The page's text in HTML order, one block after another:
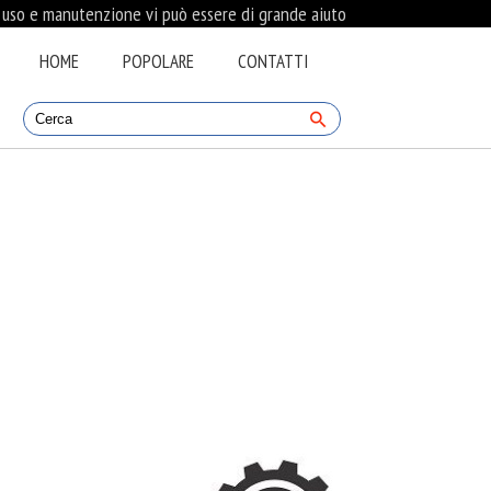
e manutenzione vi può essere di grande aiuto
HOME POPOLARE CONTATTI